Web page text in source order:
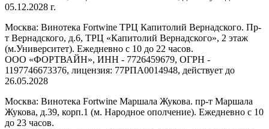
05.12.2028 г.
Москва: Винотека Fortwine ТРЦ Капитолий Вернадского. Пр-
т Вернадского, д.6, ТРЦ «Капитолий Вернадского», 2 этаж
(м.Университет). Ежедневно с 10 до 22 часов.
ООО «ФОРТВАЙН», ИНН - 7726459679, ОГРН -
1197746673376, лицензия: 77РПА0014948, действует до
26.05.2028
Москва: Винотека Fortwine Маршала Жукова. пр-т Маршала
Жукова, д.39, корп.1 (м. Народное ополчение). Ежедневно с 10
до 23 часов.